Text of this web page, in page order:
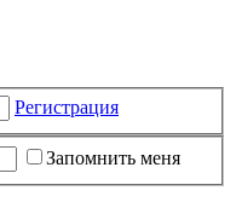
Регистрация
Запомнить меня